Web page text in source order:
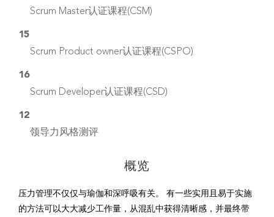
Scrum Master认证课程(CSM)
15
Scrum Product owner认证课程(CSPO)
16
Scrum Developer认证课程(CSD)
12
领导力风格测评
概览
压力管理不仅仅与瑜伽和深呼吸有关。 有一些实用且易于实施
的方法可以大大减少工作量，从混乱中获得清晰感，并最终带